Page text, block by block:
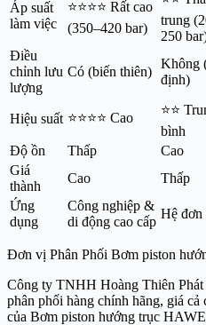
Áp suất
làm việc
⭐⭐⭐⭐ Rất cao
(350–420 bar)
trung
250
Điều
chỉnh lưu
lượng
Có (biến thiên)
Không
định)
Hiệu suất ⭐⭐⭐⭐ Cao
⭐⭐
bình
Độ ồn Thấp Cao
Giá
thành
Cao Thấp
Ứng
dụng
Công nghiệp &
di động cao cấp
Hệ đơn
Đơn vị Phân Phối Bơm piston
Công ty TNHH Hoàng Thiên Phát
phân phối hàng chính hãng, giá cả
của Bơm piston hướng trục